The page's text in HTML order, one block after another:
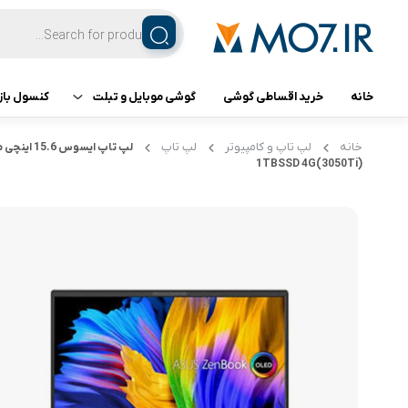
خانه خرید اقساطی گوشی گوشی موبایل و تبلت
تبلت
گوشی ناتینگ فون
گوشی داریا
کنسول
کنسول خانه لپ تاپ و کامپیوتر لپ تاپ
1TBSSD 4G(3050Ti)